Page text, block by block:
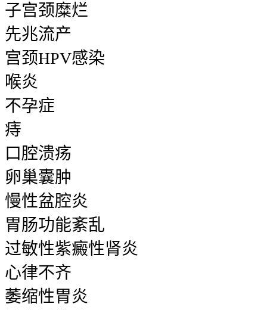
子宫颈糜烂
先兆流产
宫颈HPV感染
喉炎
不孕症
痔
口腔溃疡
卵巢囊肿
慢性盆腔炎
胃肠功能紊乱
过敏性紫癜性肾炎
心律不齐
萎缩性胃炎